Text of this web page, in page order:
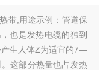
带,用途示例：管道保
也是发热电缆的独到
产生人体Z为适宜的7—
这部分热量也占发热